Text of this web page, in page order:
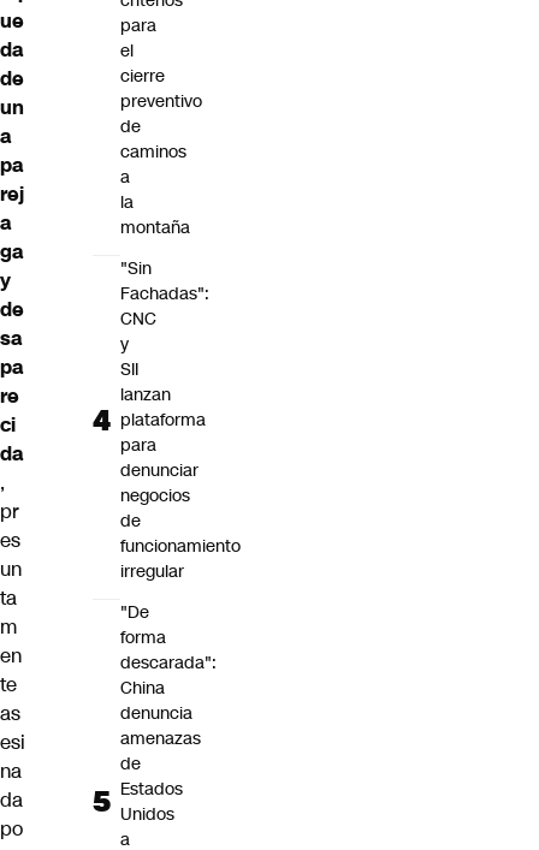
ue
da
de
un
a
pa
rej
a
ga
y
de
sa
pa
re
ci
da
,
pr
es
un
ta
m
en
te
as
esi
na
da
po
para
el
cierre
preventivo
de
caminos
a
la
montaña
"Sin
Fachadas":
CNC
y
SII
lanzan
plataforma
para
denunciar
negocios
de
funcionamiento
irregular
"De
forma
descarada":
China
denuncia
amenazas
de
Estados
Unidos
a